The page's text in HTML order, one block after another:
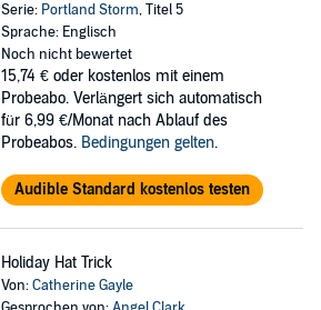
Serie: Portland Storm, Titel 5
Sprache: Englisch
Noch nicht bewertet
15,74 € oder kostenlos mit einem
Probeabo. Verlängert sich automatisch
für 6,99 €/Monat nach Ablauf des
Probeabos. Bedingungen gelten.
Audible Standard kostenlos testen
Holiday Hat Trick
Von:Catherine Gayle